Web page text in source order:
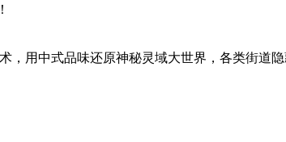
，用中式品味还原神秘灵域大世界，各类街道隐